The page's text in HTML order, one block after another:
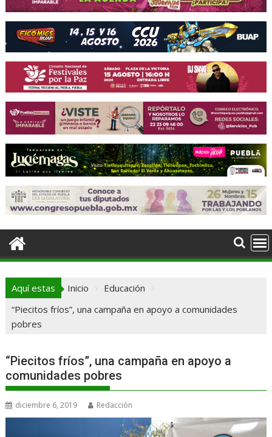
Aquí estas Inicio
Educación
“Piecitos fríos”, una campaña en apoyo a comunidades
pobres
“Piecitos fríos”, una campaña en apoyo a
comunidades pobres
diciembre 6, 2019 Redacción